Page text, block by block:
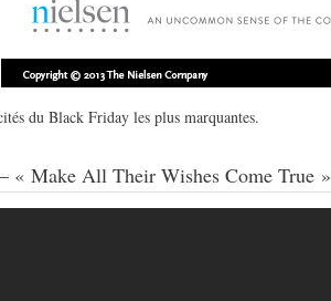
du Black Friday les plus marquantes.
« Make All Their Wishes Come True »